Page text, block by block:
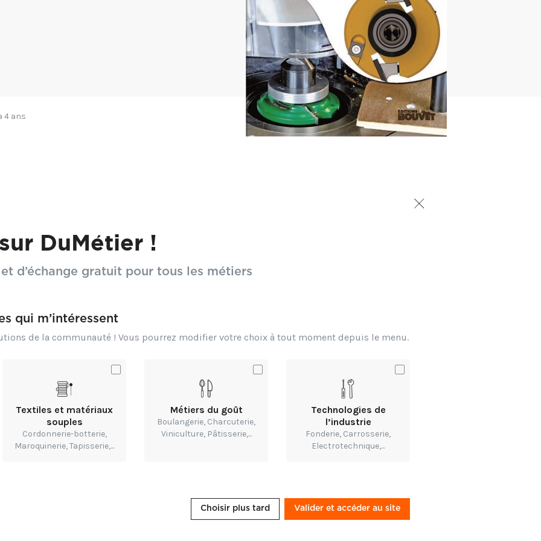
4 ans
maison faciles à fabriquer, procédures détaillées pour travailler en
en travail à la toupie.
explications techniques, retrouvez un large éventail de réalisations à la
de style lorrain, pied gainé…) et contemporaines (plateau en forme de
gabarit pour lamellé-collé…).
COURBES - Des techniques variées
COURBE ?
DuMétier !
d’échange gratuit pour tous les métiers
qui m’intéressent
de la communauté ! Vous pourrez modifier votre choix à tout moment depuis le menu.
Textiles et matériaux
souples
Cordonnerie-botterie,
Maroquinerie, Tapisserie,...
Métiers du goût
Boulangerie, Charcuterie,
Viniculture, Pâtisserie,...
Technologies de
l’industrie
Fonderie, Carrosserie,
Electrotechnique,...
Choisir plus tard Valider et accéder au site